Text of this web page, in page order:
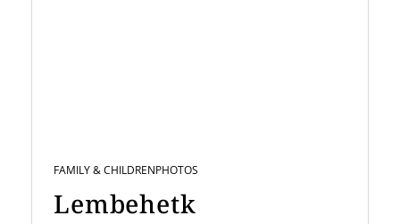
FAMILY & CHILDRENPHOTOS
Lembehetk